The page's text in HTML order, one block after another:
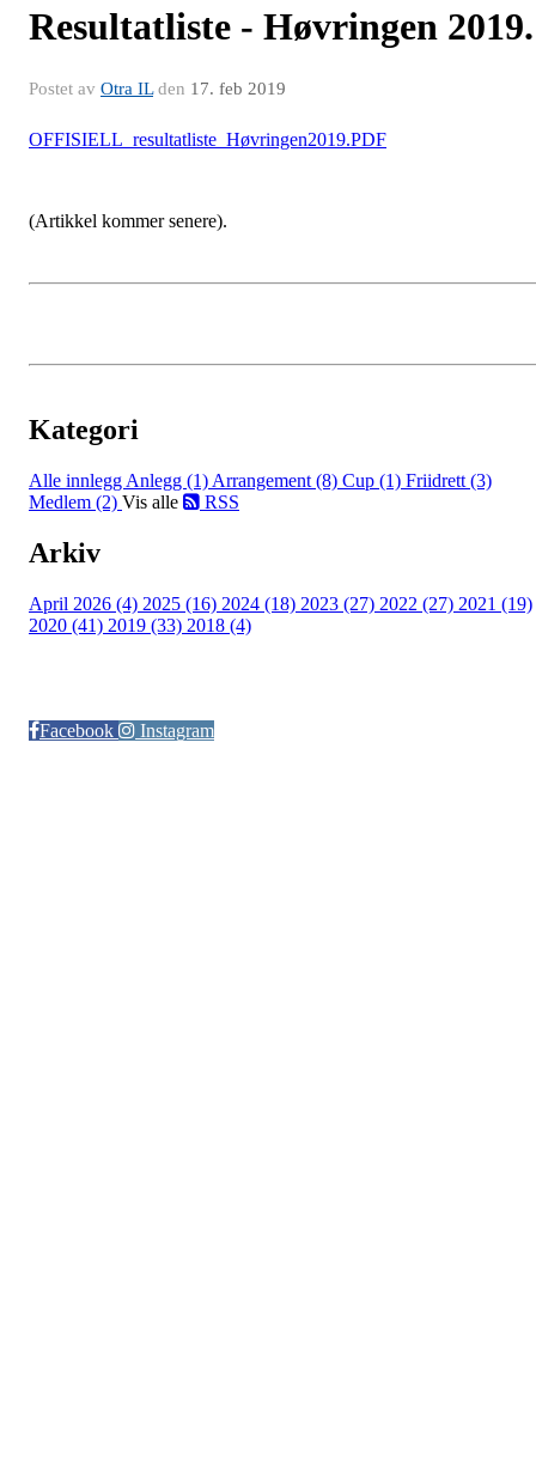
Resultatliste - Høvringen 2019.
Postet av Otra ILden 17. feb 2019
OFFISIELL_resultatliste_Høvringen2019.PDF
(Artikkel kommer senere).
Kategori
Alle innlegg Anlegg (1) Arrangement (8) Cup (1) Friidrett (3)
Medlem (2) Vis alle RSS
Arkiv
April 2026 (4) 2025 (16) 2024 (18) 2023 (27) 2022 (27) 2021 (19)
2020 (41) 2019 (33) 2018 (4)
Facebook
Instagram